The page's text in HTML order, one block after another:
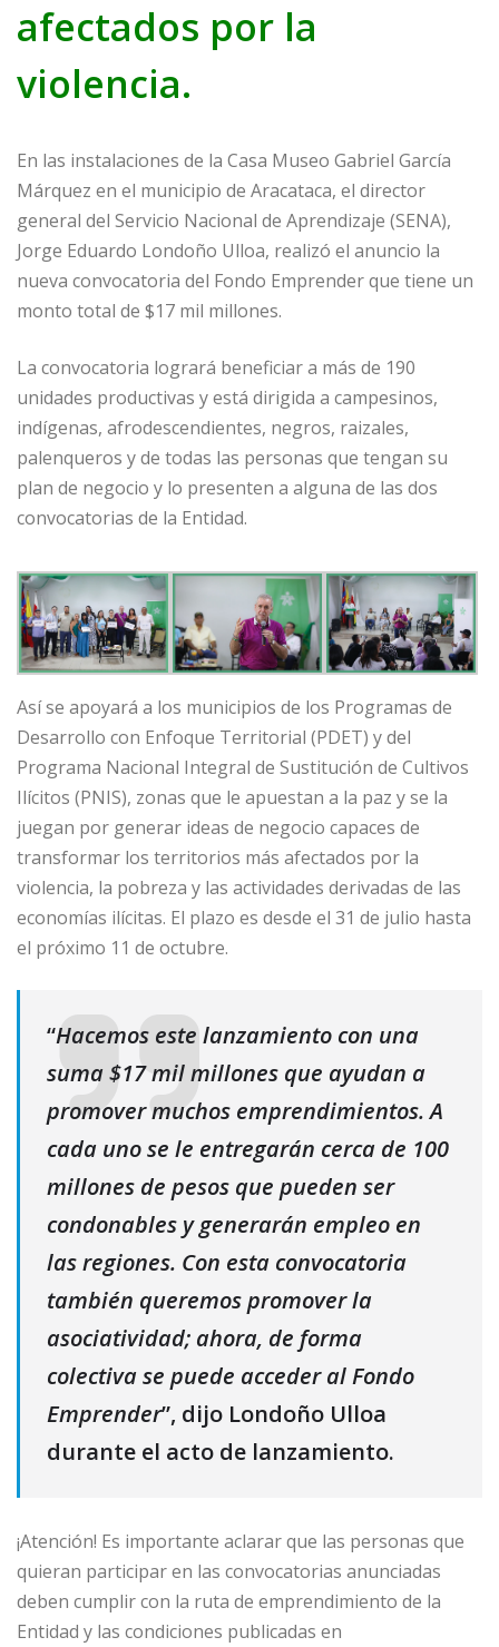
afectados por la
violencia.
En las instalaciones de la Casa Museo Gabriel García
Márquez en el municipio de Aracataca, el director
general del Servicio Nacional de Aprendizaje (SENA),
Jorge Eduardo Londoño Ulloa, realizó el anuncio la
nueva convocatoria del Fondo Emprender que tiene un
monto total de $17 mil millones.
La convocatoria logrará beneficiar a más de 190
unidades productivas y está dirigida a campesinos,
indígenas, afrodescendientes, negros, raizales,
palenqueros y de todas las personas que tengan su
plan de negocio y lo presenten a alguna de las dos
convocatorias de la Entidad.
Así se apoyará a los municipios de los Programas de
Desarrollo con Enfoque Territorial (PDET) y del
Programa Nacional Integral de Sustitución de Cultivos
Ilícitos (PNIS), zonas que le apuestan a la paz y se la
juegan por generar ideas de negocio capaces de
transformar los territorios más afectados por la
violencia, la pobreza y las actividades derivadas de las
economías ilícitas. El plazo es desde el 31 de julio hasta
el próximo 11 de octubre.
“Hacemos este lanzamiento con una
suma $17 mil millones que ayudan a
promover muchos emprendimientos. A
cada uno se le entregarán cerca de 100
millones de pesos que pueden ser
condonables y generarán empleo en
las regiones. Con esta convocatoria
también queremos promover la
asociatividad; ahora, de forma
colectiva se puede acceder al Fondo
Emprender”, dijo Londoño Ulloa
durante el acto de lanzamiento.
¡Atención! Es importante aclarar que las personas que
quieran participar en las convocatorias anunciadas
deben cumplir con la ruta de emprendimiento de la
Entidad y las condiciones publicadas en